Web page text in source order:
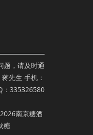
题，请及时通
先生 手机：
：335326580
南京糖酒
糖